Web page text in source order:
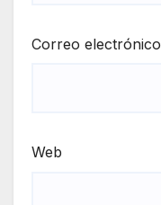
Correo electrónico
Web